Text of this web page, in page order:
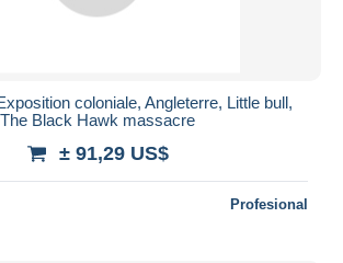
coloniale, Angleterre, Little bull,
The Black Hawk massacre
± 91,29 US$
Profesional